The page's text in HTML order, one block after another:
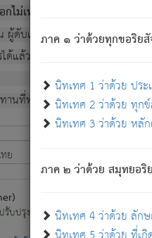
ภาค ๑ ว่าด้วยทุกขอริย
นิทเทศ 1 ว่าด้วย ปร
นิทเทศ 2 ว่าด้วย ทุก
นิทเทศ 3 ว่าด้วย หลั
ภาค ๒ ว่าด้วย สมุทยอริ
นิทเทศ 4 ว่าด้วย ลัก
ไม่เหลือ (แห่งภพทั้งหลาย) เพ
ดับเย็นสนิทแล้ว เพราะไม่มีคว
ด้แล้ว ชนะสงครามแล้ว ก้าวล่ว
นที่ทรงเปล่งออก ที่โคนต้นโพธิ์เป็
บปรุงข้อมูลให้ถูกต้องมากที่สุด ผู้ศึก